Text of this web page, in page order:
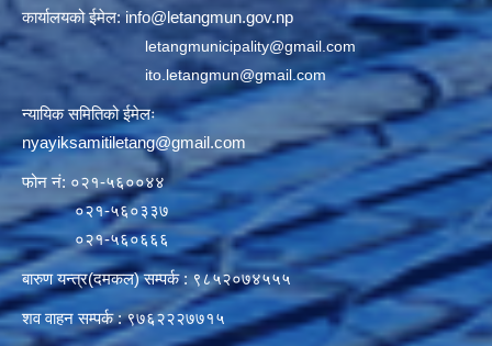
कार्यालयको ईमेल:info@letangmun.gov.np
letangmunicipality@gmail.com
ito.letangmun@gmail.com
न्यायिक समितिको ईमेलः
nyayiksamitiletang@gmail.com
फोन नं: ०२१-५६००४४
०२१-५६०३३७
०२१-५६०६६६
बारुण यन्त्र(दमकल) सम्पर्क : ९८५२०७४५५५
शव वाहन सम्पर्क : ९७६२२२७७१५